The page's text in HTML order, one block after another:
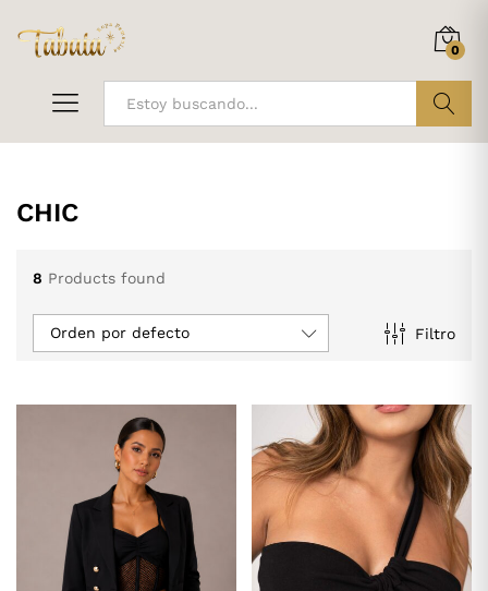
0
CHIC
8 Products found
Filtro
Orden por defecto